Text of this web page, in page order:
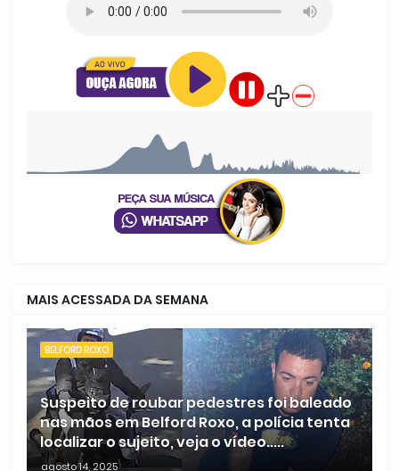
MAIS ACESSADA DA SEMANA
BELFORD ROXO
Suspeito de roubar pedestres foi baleado
nas mãos em Belford Roxo, a polícia tenta
localizar o sujeito, veja o vídeo.....
agosto 14, 2025